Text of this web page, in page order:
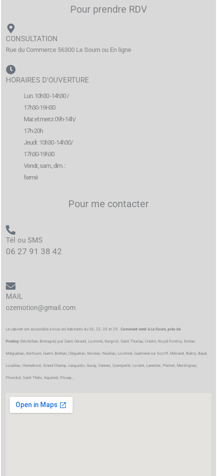
Pour prendre RDV
CONSULTATION
Rue du Commerce 56300 Le Sourn ou En ligne
HORAIRES D'OUVERTURE
Lun. 10h30 -14h30 /
17h30-19H30
Mar. et mercr. 09h-14h/
17h-20h
Jeudi : 10h30 -14h30/
17h30-19h30
Vendr., sam., dim. :
fermé
Pour me contacter
Tél ou SMS
06 27 91 38 42
MAIL
ozemotion@gmail.com
Le cabinet est accessible à tous les habitants du 56, 22, 35 et 29. Comment venir à Le Sourn, près de
Pontivy (Morbihan, Bretagne) par Saint Gérand, Locminé, Kergrist, Saint Thuriau, Crédin, Noyal Pontivy, Rohan,
Malguénac, Kerfourn, Guern, Bréhan, Cléguérec, Moréac, Neulliac, Locminé, Guémené sur Scorff, Melrand, Bubry, Baud,
Loudéac, Hennebont, Grand-Champ, Languidic, Auray, Vannes, Quimperlé, Lorient, Lanester, Plemet, Merdrignac,
Ploerdut, Saint Thélo, Inguiniel, Plouay…